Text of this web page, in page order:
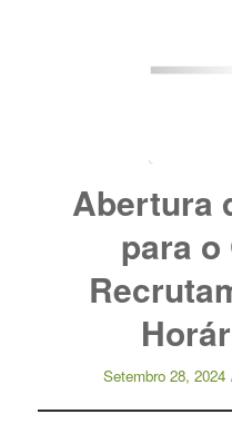
Abertura
para o
Setembro 28, 2024